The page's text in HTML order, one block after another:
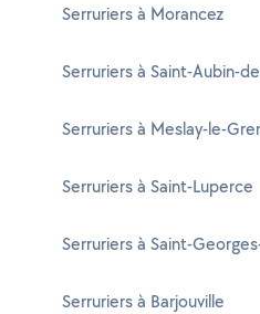
Serruriers à Morancez
Serruriers à Saint-Aubin-
Serruriers à Meslay-le-
Serruriers à Saint-Luperce
Serruriers à Saint-
Serruriers à Barjouville